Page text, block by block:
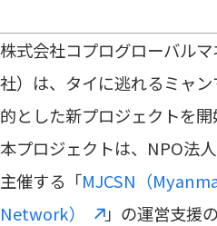
株式会社コプログローバル
社）は、タイに逃れるミャ
的とした新プロジェクトを開
本プロジェクトは、NPO法
主催する「MJCSN（
Network）
」の運営支援